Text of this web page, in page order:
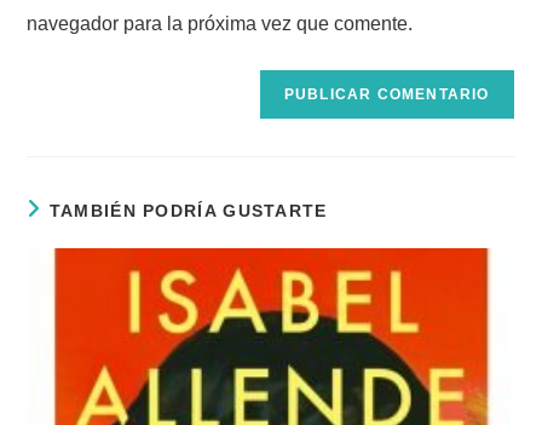
comentar
web
navegador para la próxima vez que comente.
TAMBIÉN PODRÍA GUSTARTE